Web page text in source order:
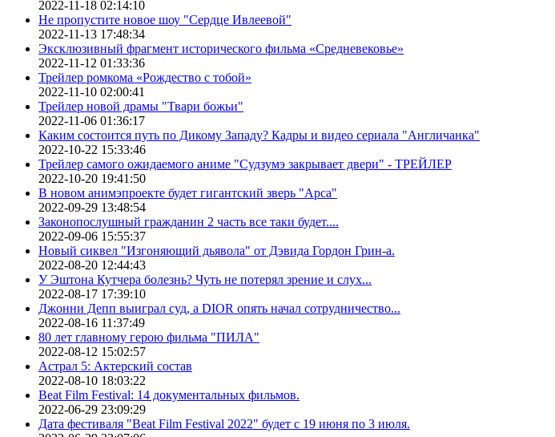
2022-11-18 02:14:10
Не пропустите новое шоу "Сердце Ивлеевой"
2022-11-13 17:48:34
Эксклюзивный фрагмент исторического фильма «Средневековье»
2022-11-12 01:33:36
Трейлер ромкома «Рождество с тобой»
2022-11-10 02:00:41
Трейлер новой драмы "Твари божьи"
2022-11-06 01:36:17
Каким состоится путь по Дикому Западу? Кадры и видео сериала "Англичанка"
2022-10-22 15:33:46
Трейлер самого ожидаемого аниме "Судзумэ закрывает двери" - ТРЕЙЛЕР
2022-10-20 19:41:50
В новом анимэпроекте будет гигантский зверь "Арса"
2022-09-29 13:48:54
Законопослушный гражданин 2 часть все таки будет....
2022-09-06 15:55:37
Новый сиквел "Изгоняющий дьявола" от Дэвида Гордон Грин-а.
2022-08-20 12:44:43
У Эштона Кутчера болезнь? Чуть не потерял зрение и слух...
2022-08-17 17:39:10
Джонни Депп выиграл суд, а DIOR опять начал сотрудничество...
2022-08-16 11:37:49
80 лет главному герою фильма "ПИЛА"
2022-08-12 15:02:57
Астрал 5: Актерский состав
2022-08-10 18:03:22
Beat Film Festival: 14 документальных фильмов.
2022-06-29 23:09:29
Дата фестиваля "Beat Film Festival 2022" будет с 19 июня по 3 июля.